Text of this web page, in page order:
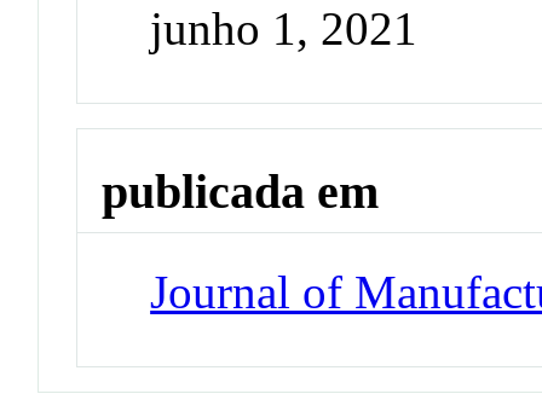
junho 1, 2021
publicada em
Journal of